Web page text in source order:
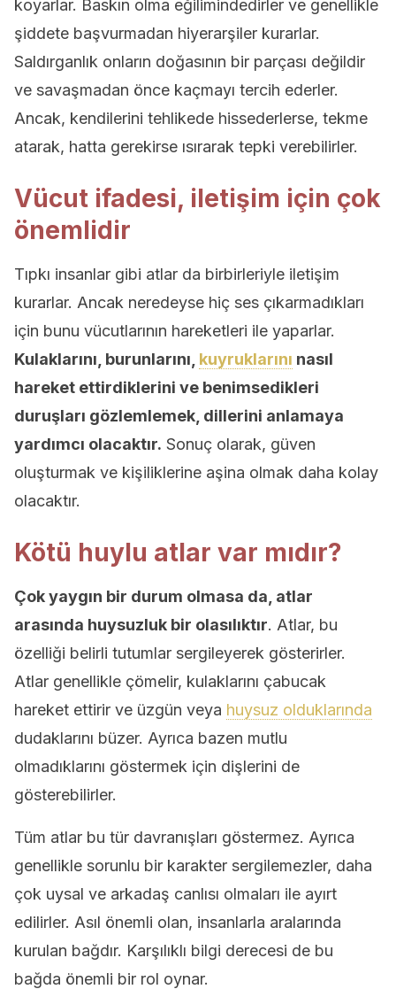
koyarlar. Baskın olma eğilimindedirler ve genellikle
şiddete başvurmadan hiyerarşiler kurarlar.
Saldırganlık onların doğasının bir parçası değildir
ve savaşmadan önce kaçmayı tercih ederler.
Ancak, kendilerini tehlikede hissederlerse, tekme
atarak, hatta gerekirse ısırarak tepki verebilirler.
Vücut ifadesi, iletişim için çok
önemlidir
Tıpkı insanlar gibi atlar da birbirleriyle iletişim
kurarlar. Ancak neredeyse hiç ses çıkarmadıkları
için bunu vücutlarının hareketleri ile yaparlar.
Kulaklarını, burunlarını, kuyruklarını nasıl
hareket ettirdiklerini ve benimsedikleri
duruşları gözlemlemek, dillerini anlamaya
yardımcı olacaktır. Sonuç olarak, güven
oluşturmak ve kişiliklerine aşina olmak daha kolay
olacaktır.
Kötü huylu atlar var mıdır?
Çok yaygın bir durum olmasa da, atlar
arasında huysuzluk bir olasılıktır. Atlar, bu
özelliği belirli tutumlar sergileyerek gösterirler.
Atlar genellikle çömelir, kulaklarını çabucak
hareket ettirir ve üzgün veya huysuz olduklarında
dudaklarını büzer. Ayrıca bazen mutlu
olmadıklarını göstermek için dişlerini de
gösterebilirler.
Tüm atlar bu tür davranışları göstermez. Ayrıca
genellikle sorunlu bir karakter sergilemezler, daha
çok uysal ve arkadaş canlısı olmaları ile ayırt
edilirler. Asıl önemli olan, insanlarla aralarında
kurulan bağdır. Karşılıklı bilgi derecesi de bu
bağda önemli bir rol oynar.